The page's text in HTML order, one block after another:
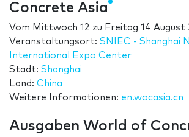
Concrete Asia
Vom Mittwoch 12 zu Freitag 14 August
Veranstaltungsort: SNIEC - Shanghai
International Expo Center
Stadt: Shanghai
Land: China
Weitere Informationen: en.wocasia.cn
Ausgaben World of